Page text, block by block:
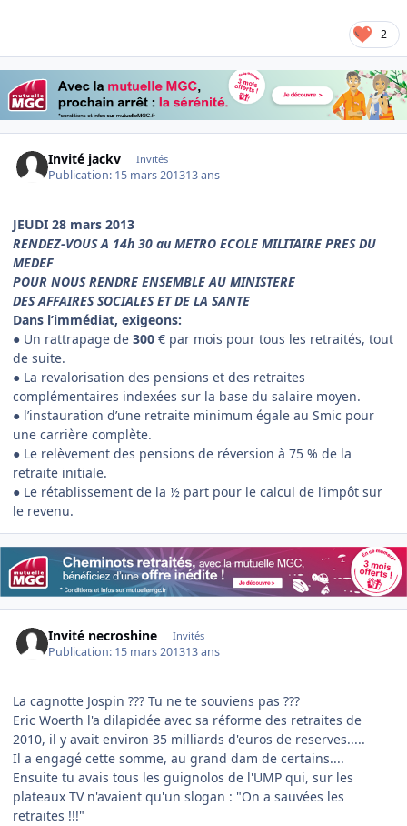
2
Invité jackv Invités
Publication: 15 mars 201313 ans
JEUDI 28 mars 2013
RENDEZ-VOUS A 14h 30 au METRO ECOLE MILITAIRE PRES DU
MEDEF
POUR NOUS RENDRE ENSEMBLE AU MINISTERE
DES AFFAIRES SOCIALES ET DE LA SANTE
Dans l’immédiat, exigeons:
● Un rattrapage de 300 € par mois pour tous les retraités, tout
de suite.
● La revalorisation des pensions et des retraites
complémentaires indexées sur la base du salaire moyen.
● l’instauration d’une retraite minimum égale au Smic pour
une carrière complète.
● Le relèvement des pensions de réversion à 75 % de la
retraite initiale.
● Le rétablissement de la ½ part pour le calcul de l’impôt sur
le revenu.
Invité necroshine Invités
Publication: 15 mars 201313 ans
La cagnotte Jospin ??? Tu ne te souviens pas ???
Eric Woerth l'a dilapidée avec sa réforme des retraites de
2010, il y avait environ 35 milliards d'euros de reserves.....
Il a engagé cette somme, au grand dam de certains....
Ensuite tu avais tous les guignolos de l'UMP qui, sur les
plateaux TV n'avaient qu'un slogan : "On a sauvées les
retraites !!!"